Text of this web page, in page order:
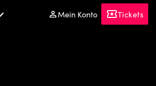
Mein Konto Tickets